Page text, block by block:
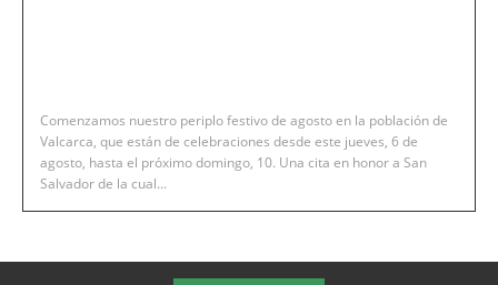
Comenzamos nuestro periplo festivo de agosto en la población de
Valcarca, que están de celebraciones desde este jueves, 6 de
agosto, hasta el próximo domingo, 10. Una cita en honor a San
Salvador de la cual...